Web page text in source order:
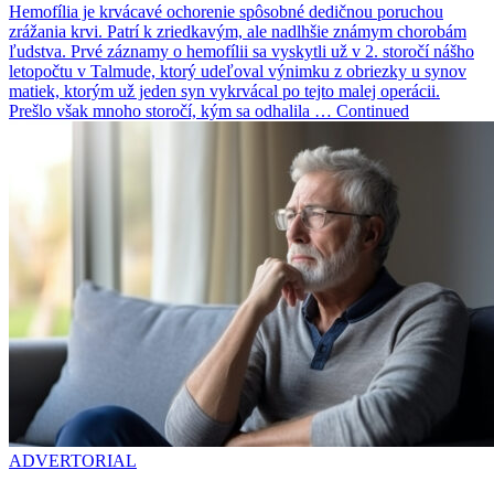
Hemofília je krvácavé ochorenie spôsobné dedičnou poruchou
zrážania krvi. Patrí k zriedkavým, ale nadlhšie známym chorobám
ľudstva. Prvé záznamy o hemofílii sa vyskytli už v 2. storočí nášho
letopočtu v Talmude, ktorý udeľoval výnimku z obriezky u synov
matiek, ktorým už jeden syn vykrvácal po tejto malej operácii.
Prešlo však mnoho storočí, kým sa odhalila … Continued
ADVERTORIAL